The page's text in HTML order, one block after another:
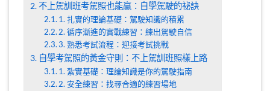
不上駕訓班考駕照也能贏：自學駕駛的祕訣
1. 扎實的理論基礎：駕駛知識的積累
2. 循序漸進的實戰練習：練出駕駛自信
3. 熟悉考試流程：迎接考試挑戰
自學考駕照的黃金守則：不上駕訓班照樣上路
1. 紮實基礎：理論知識是你的駕駛指南
2. 安全練習：找尋合適的練習場地